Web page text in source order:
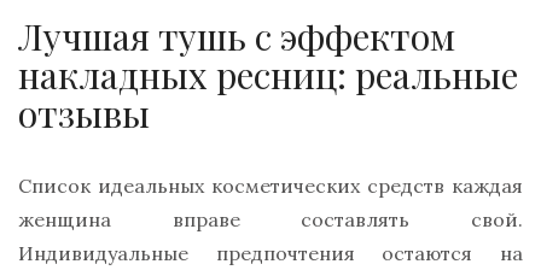
Лучшая тушь с эффектом
накладных ресниц: реальные
отзывы
Список идеальных косметических средств каждая
женщина вправе составлять свой.
Индивидуальные предпочтения остаются на